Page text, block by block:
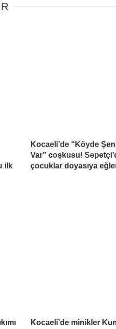
ilk
Kocaeli’de “Köyde
Var” coşkusu!
çocuklar doyasıya
Kocaeli’de minikler